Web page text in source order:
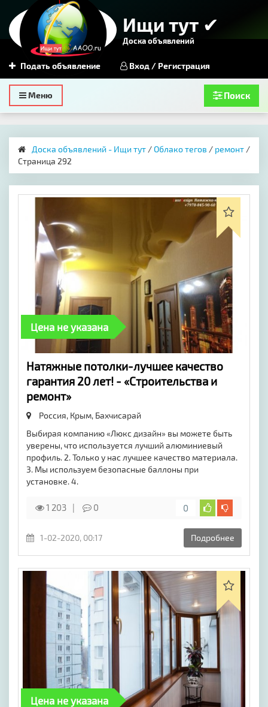
Ищи тут ✔
Доска объявлений
Подать объявление Вход / Регистрация
Toggle
navigation
Меню Поиск
Доска объявлений - Ищи тут /Облако тегов / ремонт /
Страница 292
Цена не указана
Натяжные потолки-лучшее качество
гарантия 20 лет! - «Строительства и
ремонт»
Россия, Крым, Бахчисарай
Выбирая компанию «Люкс дизайн» вы можете быть
уверены, что используется лучший алюминиевый
профиль. 2. Только у нас лучшее качество материала.
3. Мы используем безопасные баллоны при
установке. 4.
1 203 0 0
1-02-2020, 00:17 Подробнее
Цена не указана